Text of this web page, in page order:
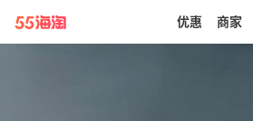
带你去官网买正品
优惠 商家